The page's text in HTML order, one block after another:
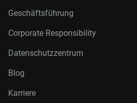
Geschäftsführung
Corporate Responsibility
Datenschutzzentrum
Blog
Karriere